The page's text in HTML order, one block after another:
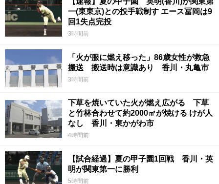
一(東東京)との投手戦制す エース冨岡は9
回1失点完投
3時間前
「火が服に燃え移った」86歳女性が救急
搬送 搬送時は意識あり 香川・丸亀市
3時間前
下草を焼いていた火が燃え広がる 下草
と竹林合わせて約2000㎡が焼ける けが人
なし 香川・東かがわ市
4時間前
【試合経過】夏の甲子園1回戦 香川・英
明が関東第一に勝利
5時間前